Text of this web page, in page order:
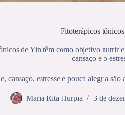
Fitoterápicos
de Yin têm como objetivo nutrir
cansaço e o
cansaço, estresse e pouca alegria
Maria Rita Hurpia 3 de